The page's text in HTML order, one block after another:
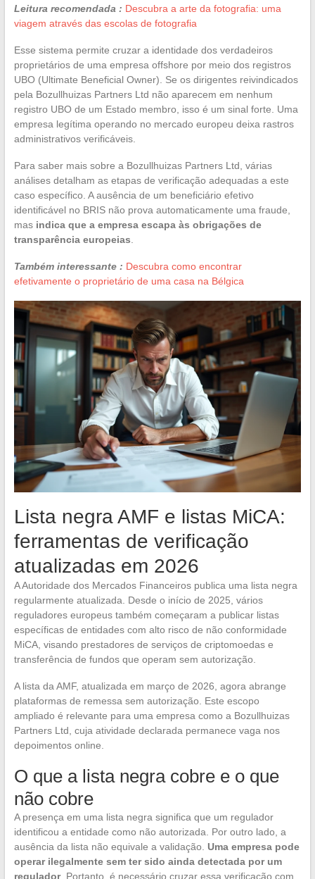
Leitura recomendada : Descubra a arte da fotografia: uma
viagem através das escolas de fotografia
Esse sistema permite cruzar a identidade dos verdadeiros
proprietários de uma empresa offshore por meio dos registros
UBO (Ultimate Beneficial Owner). Se os dirigentes reivindicados
pela Bozullhuizas Partners Ltd não aparecem em nenhum
registro UBO de um Estado membro, isso é um sinal forte. Uma
empresa legítima operando no mercado europeu deixa rastros
administrativos verificáveis.
Para saber mais sobre a Bozullhuizas Partners Ltd, várias
análises detalham as etapas de verificação adequadas a este
caso específico. A ausência de um beneficiário efetivo
identificável no BRIS não prova automaticamente uma fraude,
mas indica que a empresa escapa às obrigações de
transparência europeias
Também interessante : Descubra como encontrar
efetivamente o proprietário de uma casa na Bélgica
Lista negra AMF e listas MiCA:
ferramentas de verificação
atualizadas em 2026
A Autoridade dos Mercados Financeiros publica uma lista negra
regularmente atualizada. Desde o início de 2025, vários
reguladores europeus também começaram a publicar listas
específicas de entidades com alto risco de não conformidade
MiCA, visando prestadores de serviços de criptomoedas e
transferência de fundos que operam sem autorização.
A lista da AMF, atualizada em março de 2026, agora abrange
plataformas de remessa sem autorização. Este escopo
ampliado é relevante para uma empresa como a Bozullhuizas
Partners Ltd, cuja atividade declarada permanece vaga nos
depoimentos online.
O que a lista negra cobre e o que
não cobre
A presença em uma lista negra significa que um regulador
identificou a entidade como não autorizada. Por outro lado, a
ausência da lista não equivale a validação. Uma empresa pode
operar ilegalmente sem ter sido ainda detectada por um
regulador. Portanto, é necessário cruzar essa verificação com